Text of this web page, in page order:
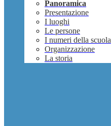
Panoramica
Presentazione
I luoghi
Le persone
I numeri della scuola
Organizzazione
La storia